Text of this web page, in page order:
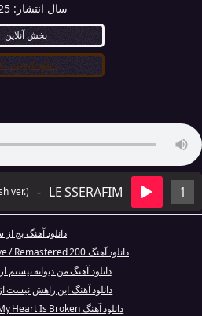
سال انتشار:
پخش آنلاین
دانلود کیفیت ۳۲۰
1
LE SSERAFIM
-
ver.)
دانلود آهنگ بج از
دانلود آهنگ Wild Horses - Live / Remastered 200...
دانلود آهنگ من دیوانه
دانلود آهنگ این راهش نیست
دانلود آهنگ My Heart Is Broken از Evanescence